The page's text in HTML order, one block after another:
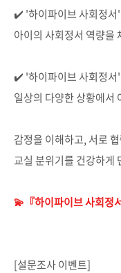
✔️ '하이파이브 사회정서'
아이의 사회정서 역량을
✔️ '하이파이브 사회정서'
일상의 다양한 상황에서
감정을 이해하고, 서로
교실 분위기를 건강하게
💫『하이파이브 사회정
[설문조사 이벤트]